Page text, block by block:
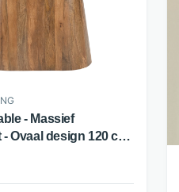
- Massief
Ovaal design 120 cm
Living